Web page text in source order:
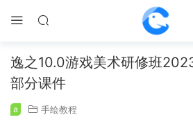
逸之10.0游戏美术研修班
部分课件
a 手绘教程